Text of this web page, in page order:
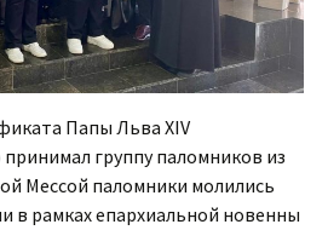
Папы Льва XIV
группу паломников из
Мессой паломники молились
в рамках епархиальной новенны